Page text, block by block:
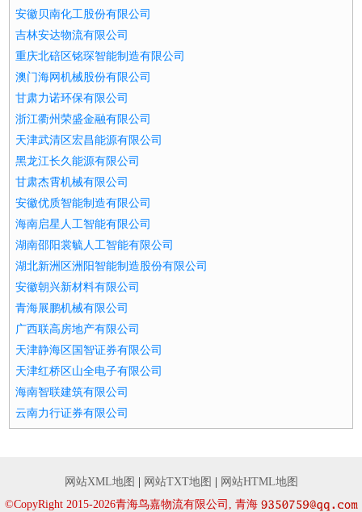
安徽贝南化工股份有限公司
吉林安达物流有限公司
重庆北碚区铭琛智能制造有限公司
澳门海网机械股份有限公司
甘肃力诺环保有限公司
浙江衢州荣盛金融有限公司
天津武清区宏昌能源有限公司
黑龙江长久能源有限公司
甘肃杰霄机械有限公司
安徽优质智能制造有限公司
海南启星人工智能有限公司
湖南邵阳裳毓人工智能有限公司
湖北新洲区洲阳智能制造股份有限公司
安徽朝兴新材料有限公司
青海展鹏机械有限公司
广西联高房地产有限公司
天津静海区国智证券有限公司
天津红桥区山全电子有限公司
海南智联建筑有限公司
云南力行证券有限公司
网站XML地图 网站TXT地图
网站HTML地图
©CopyRight 2015-2026青海鸟嘉物流有限公司, 青海